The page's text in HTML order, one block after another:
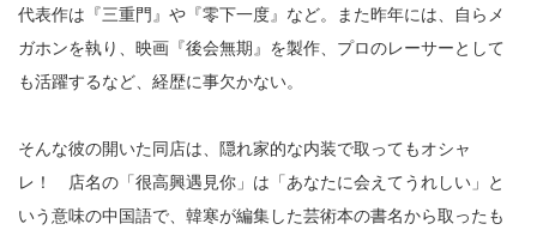
代表作は『三重門』や『零下一度』など。また昨年には、自らメ
ガホンを執り、映画『後会無期』を製作、プロのレーサーとして
も活躍するなど、経歴に事欠かない。
そんな彼の開いた同店は、隠れ家的な内装で取ってもオシャ
レ！ 店名の「很高興遇見你」は「あなたに会えてうれしい」と
いう意味の中国語で、韓寒が編集した芸術本の書名から取ったも